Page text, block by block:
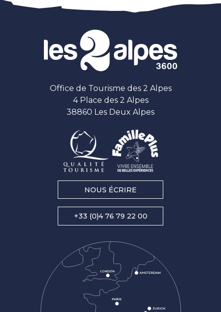
Office de Tourisme des 2 Alpes
4 Place des 2 Alpes
38860 Les Deux Alpes
NOUS ÉCRIRE
+33 (0)4 76 79 22 00